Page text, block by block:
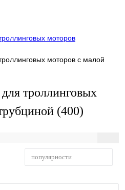
моторов
моторов с малой
троллинговых
(400)
популярности